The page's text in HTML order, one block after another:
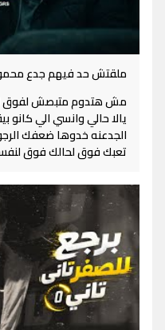
ملقتش حد فيهم جدع
مش هتدوم متبصش لفوق
يالا حالي وانسي الي كانو
الجدعنه خدوها ضعفك
تعبك فوق لحالك فوق